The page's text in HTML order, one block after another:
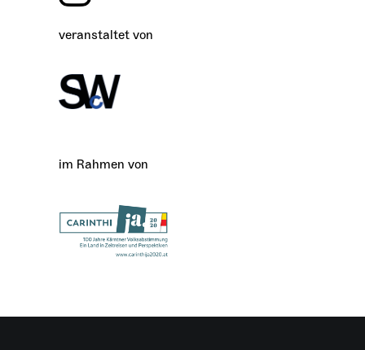
veranstaltet von
im Rahmen von